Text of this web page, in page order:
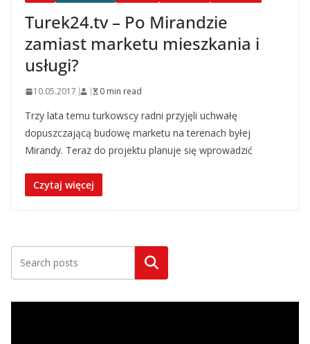
Turek24.tv – Po Mirandzie
zamiast marketu mieszkania i
usługi?
10.05.2017 0 min read
Trzy lata temu turkowscy radni przyjęli uchwałę
dopuszczającą budowę marketu na terenach byłej
Mirandy. Teraz do projektu planuje się wprowadzić
Czytaj więcej
Szukaj